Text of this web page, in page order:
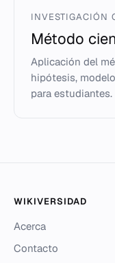
INVESTIGACIÓN
Método
Aplicación del
hipótesis,
para estudiantes.
WIKIVERSIDAD
Acerca
Contacto